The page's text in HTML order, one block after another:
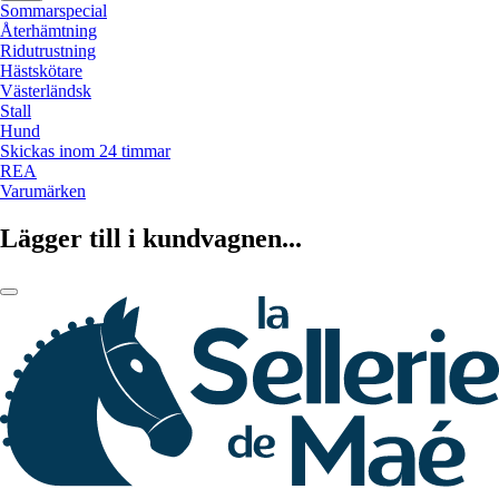
Sommarspecial
Återhämtning
Ridutrustning
Hästskötare
Västerländsk
Stall
Hund
Skickas inom 24 timmar
REA
Varumärken
Lägger till i kundvagnen...